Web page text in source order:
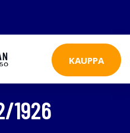
KAUPPA
1926